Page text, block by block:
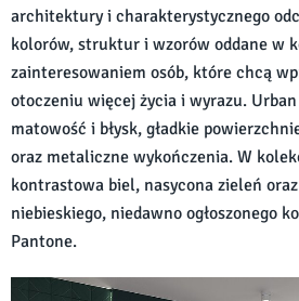
architektury i charakterystycznego
kolorów, struktur i wzorów oddane w
zainteresowaniem osób, które chcą
otoczeniu więcej życia i wyrazu.
matowość i błysk, gładkie
oraz metaliczne wykończenia. W
kontrastowa biel, nasycona zieleń
niebieskiego, niedawno ogłoszonego
Pantone.